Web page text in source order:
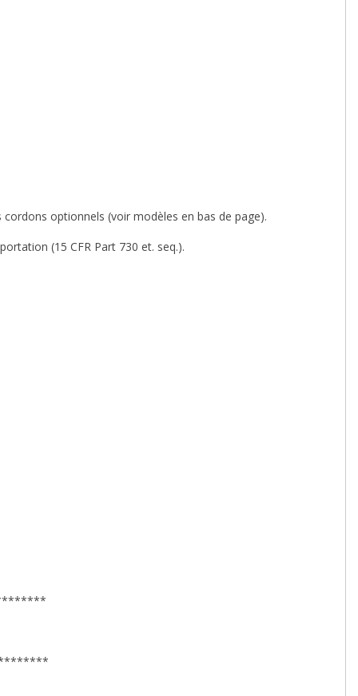
optionnels (voir modèles en bas de page).
(15 CFR Part 730 et. seq.).